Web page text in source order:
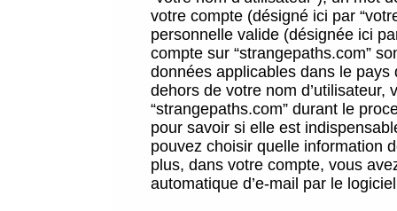
votre compte (désigné ici par
personnelle valide (désignée ici
compte sur “strangepaths.com”
données applicables dans le
dehors de votre nom
“strangepaths.com” durant le
pour savoir si elle est
pouvez choisir quelle information
plus, dans votre compte, vous
automatique d’e-mail par le